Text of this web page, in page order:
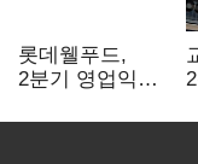
롯데웰푸드,
2분기 영업익
사업이 실적 견인